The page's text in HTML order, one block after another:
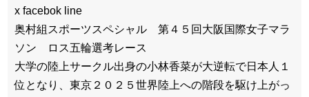
x facebok line
奥村組スポーツスペシャル 第４５回大阪国際女子マラ
ソン ロス五輪選考レース
大学の陸上サークル出身の小林香菜が大逆転で日本人１
位となり、東京２０２５世界陸上への階段を駆け上がっ